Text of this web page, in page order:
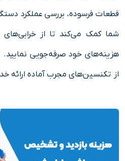
قطعات فرسوده، بررسی عملکرد
شما کمک می‌کند تا از خرابی‌های
هزینه‌های خود صرفه‌جویی نمایید.
از تکنسین‌های مجرب آماده ارائه